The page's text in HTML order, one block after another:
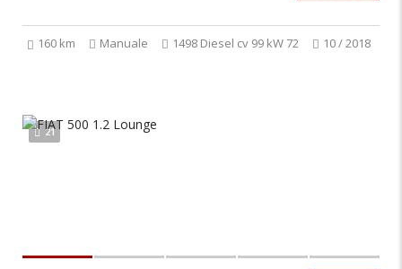
160 km Manuale 1498 Diesel cv 99 kW 72 10 / 2018
21